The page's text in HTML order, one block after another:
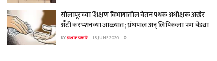
सोलापूरच्या शिक्षण विभागातील वेतन पथक अधीक्षक अखेर
अँटी करप्शनच्या जाळ्यात ; ग्रंथपाल अन् लिपिकला पण बेड्या
BYप्रशांत कटारे 18 JUNE 2026 0